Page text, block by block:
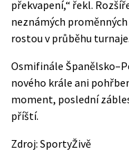
překvapení,“ řekl.
neznámých
rostou v průběhu
Osmifinále
nového krále ani
moment, poslední
příští.
Zdroj: SportyŽivě